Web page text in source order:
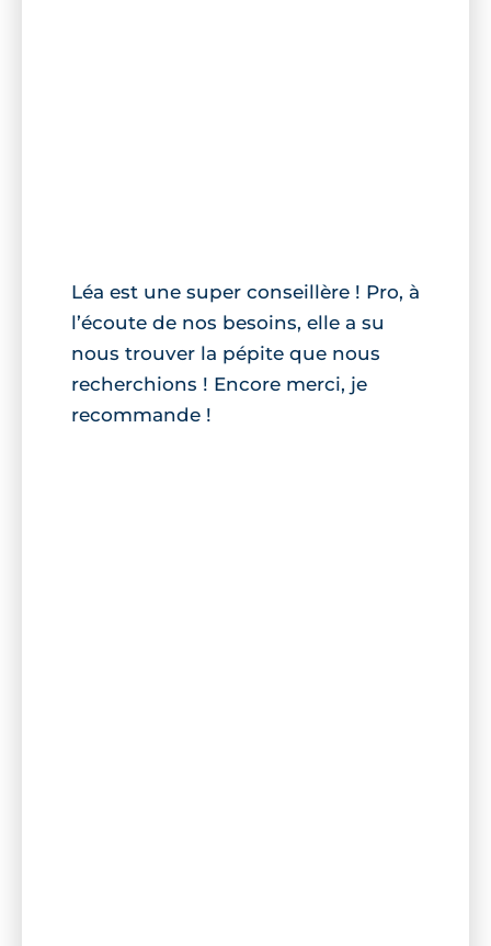
Léa est une super conseillère ! Pro, à
l’écoute de nos besoins, elle a su
nous trouver la pépite que nous
recherchions ! Encore merci, je
recommande !